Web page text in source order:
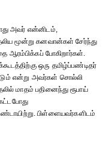
அவர் என்னிடம்,
மூன்று கனவான்கள் சேர்ந்து
ஆரம்பிக்கப் போகிறார்கள்.
ஒரு தமிழ்ப்பண்டிதர்
என்று அவர்கள் சொல்லி
மாதம் பதினைந்து ரூபாய்
பிள்ளையவர்களிடம்